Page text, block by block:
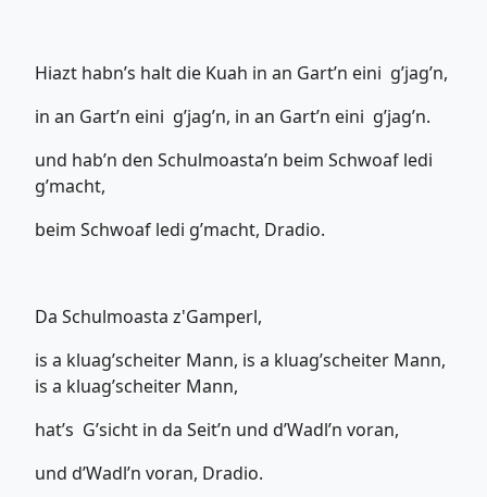
Hiazt habn’s halt die Kuah in an Gart’n eini g’jag’n,
in an Gart’n eini g’jag’n, in an Gart’n eini g’jag’n.
und hab’n den Schulmoasta’n beim Schwoaf ledi
g’macht,
beim Schwoaf ledi g’macht, Dradio.
Da Schulmoasta z'Gamperl,
is a kluag’scheiter Mann, is a kluag’scheiter Mann,
is a kluag’scheiter Mann,
hat’s G’sicht in da Seit’n und d’Wadl’n voran,
und d’Wadl’n voran, Dradio.